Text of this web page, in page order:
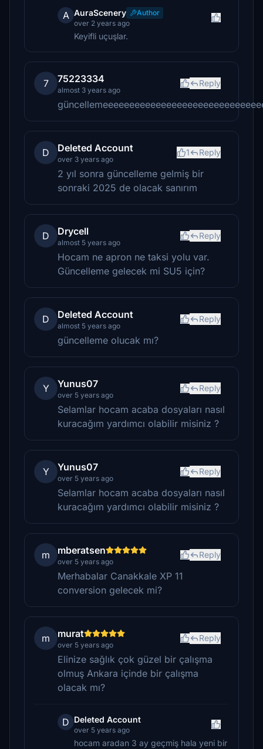
A AuraScenery
Author
over 2 years ago
Keyifli uçuşlar.
7 75223334
almost 3 years ago
Reply
D Deleted Account
over 3 years ago
1 Reply
2 yıl sonra güncelleme gelmiş bir
sonraki 2025 de olacak sanırım
D Drycell
almost 5 years ago
Reply
Hocam ne apron ne taksi yolu var.
Güncelleme gelecek mi SU5 için?
D Deleted Account
almost 5 years ago
Reply
güncelleme olucak mı?
Y Yunus07
over 5 years ago
Reply
Selamlar hocam acaba dosyaları nasıl
kuracağım yardımcı olabilir misiniz ?
Y Yunus07
over 5 years ago
Reply
Selamlar hocam acaba dosyaları nasıl
kuracağım yardımcı olabilir misiniz ?
m mberatsen
over 5 years ago
Reply
Merhabalar Canakkale XP 11
conversion gelecek mi?
m murat
over 5 years ago
Reply
Elinize sağlık çok güzel bir çalışma
olmuş Ankara içinde bir çalışma
olacak mı?
D Deleted Account
over 5 years ago
hocam aradan 3 ay geçmiş hala yeni bir